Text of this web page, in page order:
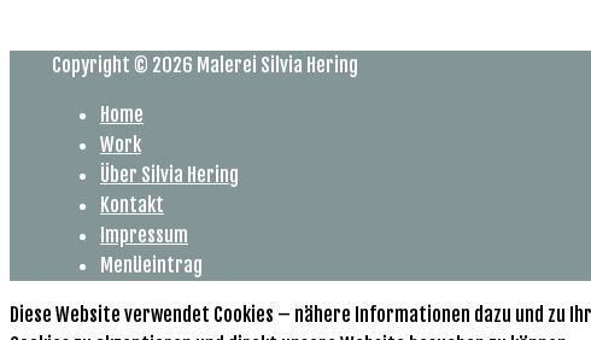
Copyright © 2026 Malerei Silvia Hering
Home
Work
Über Silvia Hering
Kontakt
Impressum
Menüeintrag
Diese Website verwendet Cookies – nähere Informationen dazu und zu